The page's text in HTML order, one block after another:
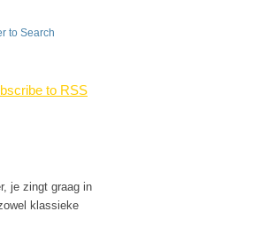
to RSS
je zingt graag in
klassieke